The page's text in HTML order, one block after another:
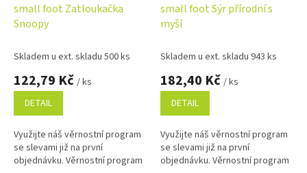
small foot Zatloukačka
Snoopy
Skladem u ext. skladu 500 ks
122,79 Kč / ks
DETAIL
Využijte náš věrnostní program
se slevami již na první
objednávku. Věrnostní program
small foot Sýr přírodní s
myší
Skladem u ext. skladu 943 ks
182,40 Kč / ks
DETAIL
Využijte náš věrnostní program
se slevami již na první
objednávku. Věrnostní program